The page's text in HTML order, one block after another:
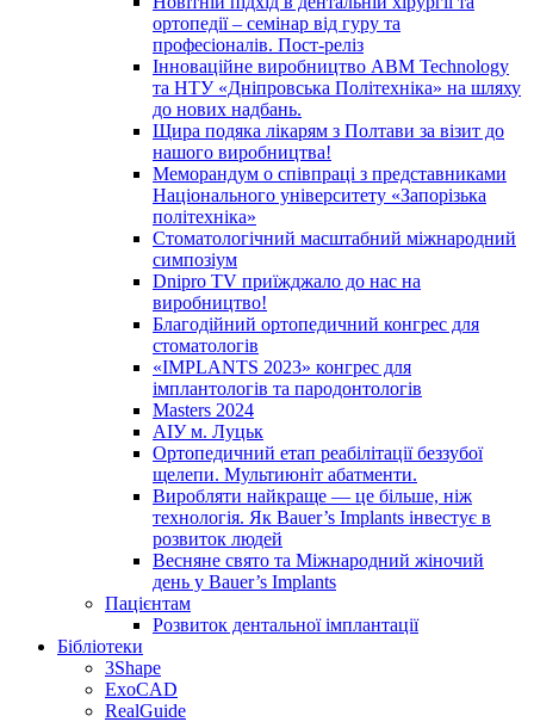
ортопедії – семінар від гуру та
професіоналів. Пост-реліз
Інноваційне виробництво ABM Technology
та НТУ «Дніпровська Політехніка» на шляху
до нових надбань.
Щира подяка лікарям з Полтави за візит до
нашого виробництва!
Меморандум о співпраці з представниками
Національного університету «Запорізька
політехніка»
Стоматологічний масштабний міжнародний
симпозіум
Dnipro TV приїжджало до нас на
виробництво!
Благодійний ортопедичний конгрес для
стоматологів
«IMPLANTS 2023» конгрес для
імплантологів та пародонтологів
Masters 2024
АІУ м. Луцьк
Ортопедичний етап реабілітації беззубої
щелепи. Мультиюніт абатменти.
Виробляти найкраще — це більше, ніж
технологія. Як Bauer’s Implants інвестує в
розвиток людей
Весняне свято та Міжнародний жіночий
день у Bauer’s Implants
Пацієнтам
Розвиток дентальної імплантації
Бібліотеки
3Shape
ExoCAD
RealGuide